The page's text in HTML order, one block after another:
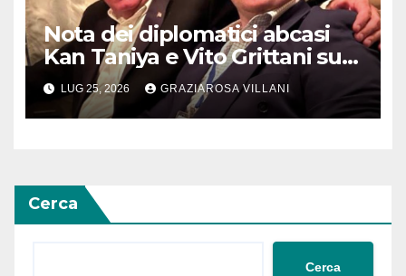
Nota dei diplomatici abcasi
Kan Taniya e Vito Grittani su
cosiddetto “ritiro
riconoscimento” di Abcasia e
Ossezia del Sud da parte della
LUG 25, 2026 GRAZIAROSA VILLANI
Cerca
Cerca